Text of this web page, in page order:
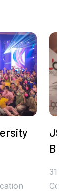
with
31